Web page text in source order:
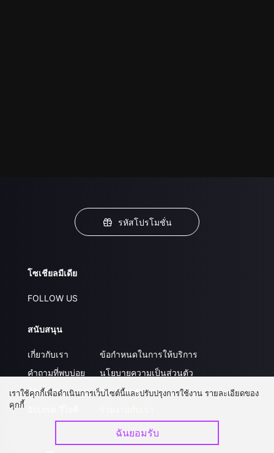
รหัสโปรโมชั่น
โซเชียลมีเดีย
FOLLOW US
สนับสนุน
เกี่ยวกับเรา
คำถามที่พบบ่อย
ติดต่อเรา
ข้อกำหนดในการให้บริการ
นโยบายความเป็นส่วนตัว
ส่งผลงานของคุณ
เราใช้คุกกี้เพื่อดำเนินการเว็บไซต์นี้และปรับปรุงการใช้งาน รายละเอียดของ
คุกกี้
ฉันยอมรับ